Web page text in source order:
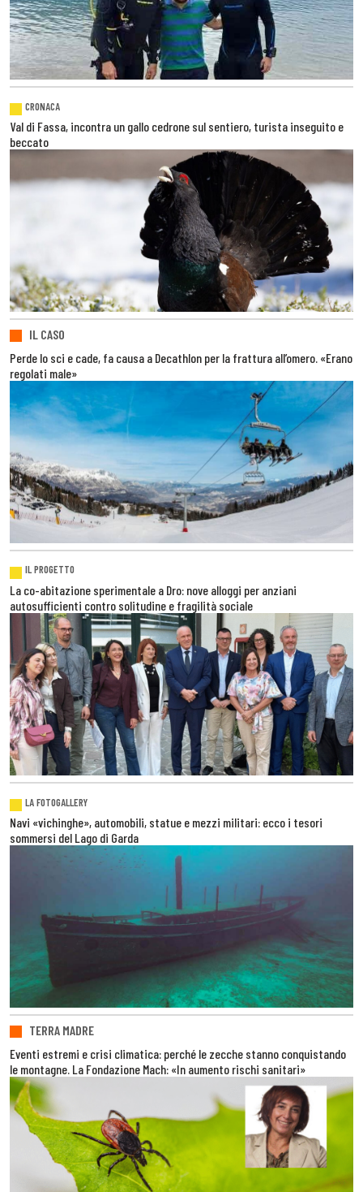
CRONACA
Val di Fassa, incontra un gallo cedrone sul sentiero, turista inseguito e
beccato
IL CASO
Perde lo sci e cade, fa causa a Decathlon per la frattura all’omero. «Erano
regolati male»
IL PROGETTO
La co-abitazione sperimentale a Dro: nove alloggi per anziani
autosufficienti contro solitudine e fragilità sociale
LA FOTOGALLERY
Navi «vichinghe», automobili, statue e mezzi militari: ecco i tesori
sommersi del Lago di Garda
TERRA MADRE
Eventi estremi e crisi climatica: perché le zecche stanno conquistando
le montagne. La Fondazione Mach: «In aumento rischi sanitari»